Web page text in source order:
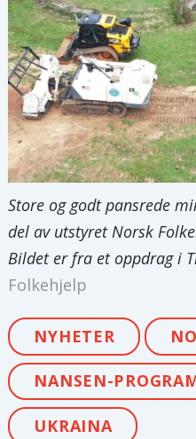
Store og godt pansrede
del av utstyret Norsk
Bildet er fra et oppdrag i
Folkehjelp
NYHETER
NANSEN-
UKRAINA